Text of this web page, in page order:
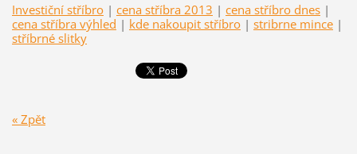
Investiční stříbro | cena stříbra 2013 | cena stříbro dnes |
cena stříbra výhled | kde nakoupit stříbro | stribrne mince |
stříbrné slitky
« Zpět